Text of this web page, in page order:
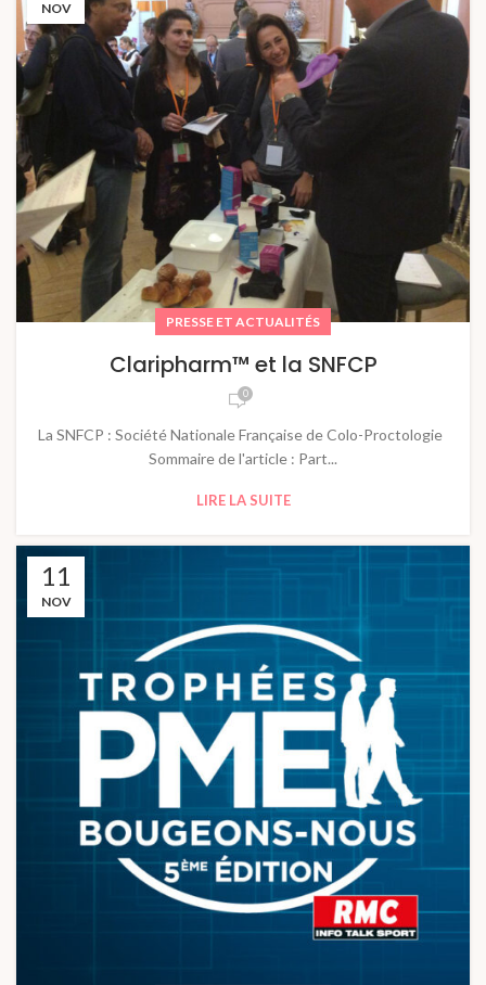
NOV
PRESSE ET ACTUALITÉS
Claripharm™ et la SNFCP
0
La SNFCP : Société Nationale Française de Colo-Proctologie
Sommaire de l'article : Part...
LIRE LA SUITE
11
NOV